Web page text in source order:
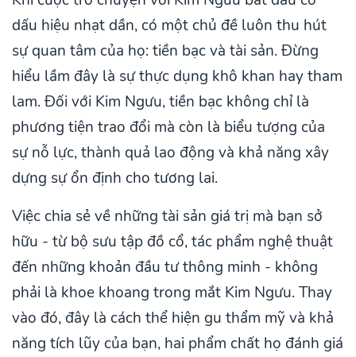
dấu hiệu nhạt dần, có một chủ đề luôn thu hút
sự quan tâm của họ: tiền bạc và tài sản. Đừng
hiểu lầm đây là sự thực dụng khô khan hay tham
lam. Đối với Kim Ngưu, tiền bạc không chỉ là
phương tiện trao đổi mà còn là biểu tượng của
sự nỗ lực, thành quả lao động và khả năng xây
dựng sự ổn định cho tương lai.
Việc chia sẻ về những tài sản giá trị mà bạn sở
hữu - từ bộ sưu tập đồ cổ, tác phẩm nghệ thuật
đến những khoản đầu tư thông minh - không
phải là khoe khoang trong mắt Kim Ngưu. Thay
vào đó, đây là cách thể hiện gu thẩm mỹ và khả
năng tích lũy của bạn, hai phẩm chất họ đánh giá